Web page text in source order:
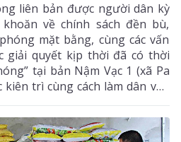
liên bản được người dân kỳ
về chính sách đền bù,
mặt bằng, cùng các vấn
giải quyết kịp thời đã có thời
tại bản Nậm Vạc 1 (xã Pa
trì cùng cách làm dân vận
được tháo gỡ, nhân dân
với sự lãnh đạo của Đảng,